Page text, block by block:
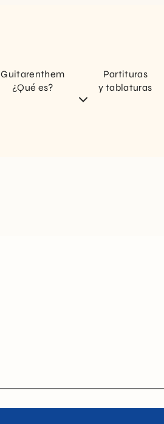
Guitarenthem
¿Qué es?
Partituras
y tablaturas